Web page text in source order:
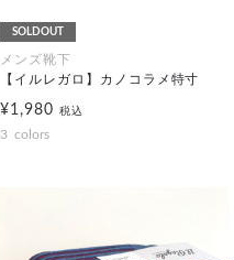
SOLDOUT
メンズ靴下
【イルレガロ】カノコラメ特寸
¥1,980 税込
3 colors